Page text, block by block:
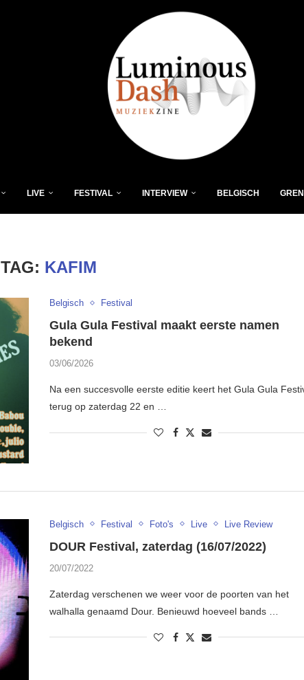
LIVE FESTIVAL INTERVIEW BELGISCH
TAG: KAFIM
Belgisch Festival
Gula Gula Festival maakt eerste namen
bekend
03/06/2026
Na een succesvolle eerste editie keert het Gula Gula
terug op zaterdag 22 en …
Belgisch Festival Foto's Live Live Review
DOUR Festival, zaterdag (16/07/2022)
20/07/2022
Zaterdag verschenen we weer voor de poorten van het
walhalla genaamd Dour. Benieuwd hoeveel bands …